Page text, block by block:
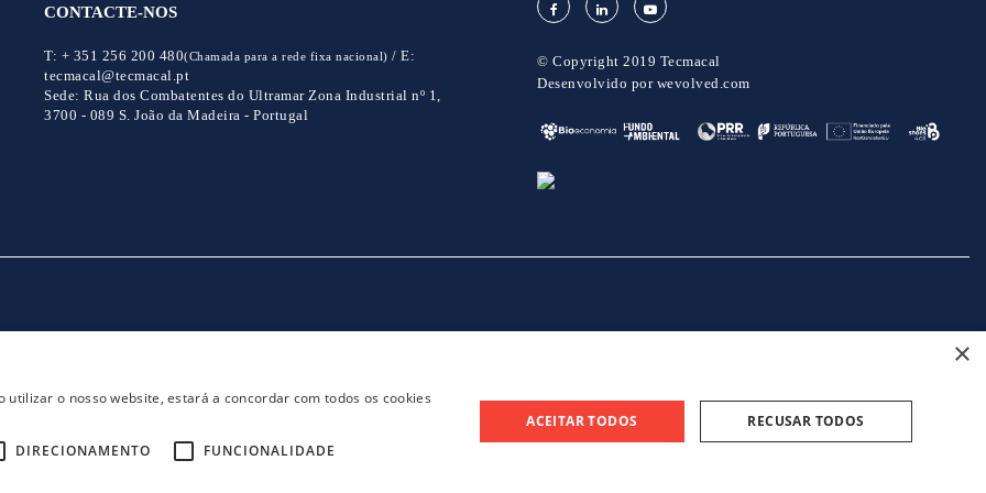
CONTACTE-NOS
T: + 351 256 200 480(Chamada para a rede fixa nacional) /E:
tecmacal@tecmacal.pt
Sede: Rua dos Combatentes do Ultramar Zona Industrial nº 1,
3700 - 089 S. João da Madeira - Portugal
© Copyright 2019 Tecmacal
Desenvolvido por wevolved.com
×
o nosso website, estará a concordar com todos os cookies
DIRECIONAMENTO
FUNCIONALIDADE
ACEITAR TODOS RECUSAR TODOS